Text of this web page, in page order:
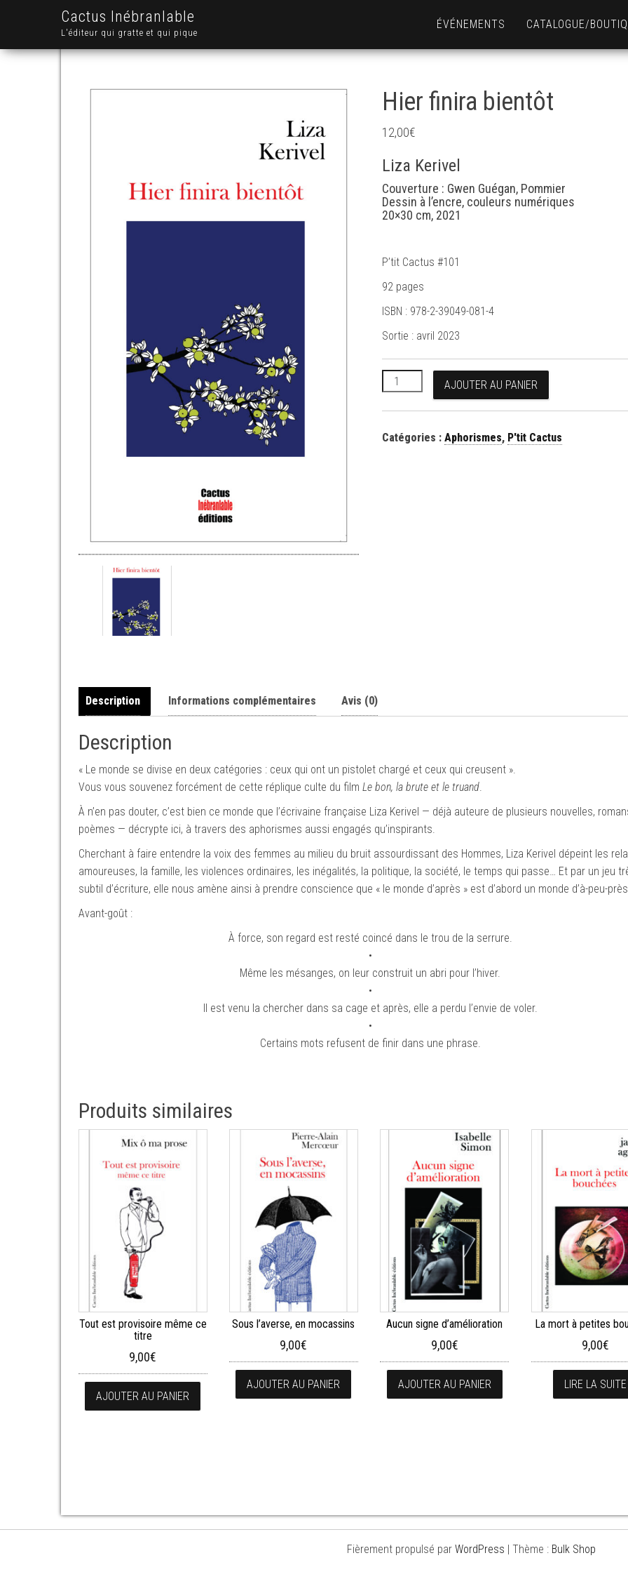
Cactus Inébranlable
L'éditeur qui gratte et qui pique
ÉVÉNEMENTS CATALOGUE/
Hier finira bientôt
12,00€
Liza Kerivel
Couverture : Gwen Guégan, Pommier
Dessin à l’encre, couleurs numériques
20×30 cm, 2021
P’tit Cactus #101
92 pages
ISBN : 978-2-39049-081-4
Sortie : avril 2023
quantité de Hier finira bientôt
AJOUTER AU PANIER
Catégories : Aphorismes, P'tit Cactus
Description Informations complémentaires Avis (0)
Description
« Le monde se divise en deux catégories : ceux qui ont un pistolet chargé et ceux qui creusent ».
Vous vous souvenez forcément de cette réplique culte du film Le bon, la brute et le truand
À n’en pas douter, c’est bien ce monde que l’écrivaine française Liza Kerivel — déjà auteure de plusieurs nouvelles,
poèmes — décrypte ici, à travers des aphorismes aussi engagés qu’inspirants.
Cherchant à faire entendre la voix des femmes au milieu du bruit assourdissant des Hommes, Liza Kerivel dépeint les
amoureuses, la famille, les violences ordinaires, les inégalités, la politique, la société, le temps qui passe… Et par un jeu
subtil d’écriture, elle nous amène ainsi à prendre conscience que « le monde d’après » est d’abord un monde d’à-peu-près.
Avant-goût :
À force, son regard est resté coincé dans le trou de la serrure.
•
Même les mésanges, on leur construit un abri pour l’hiver.
•
Il est venu la chercher dans sa cage et après, elle a perdu l’envie de voler.
•
Certains mots refusent de finir dans une phrase.
Produits similaires
Tout est provisoire même ce
titre
9,00€
AJOUTER AU PANIER
Sous l’averse, en mocassins
9,00€
AJOUTER AU PANIER
Aucun signe d’amélioration
9,00€
AJOUTER AU PANIER
La mort à petites
9,00€
LIRE LA SUITE
Fièrement propulsé par WordPress | Thème : Bulk Shop